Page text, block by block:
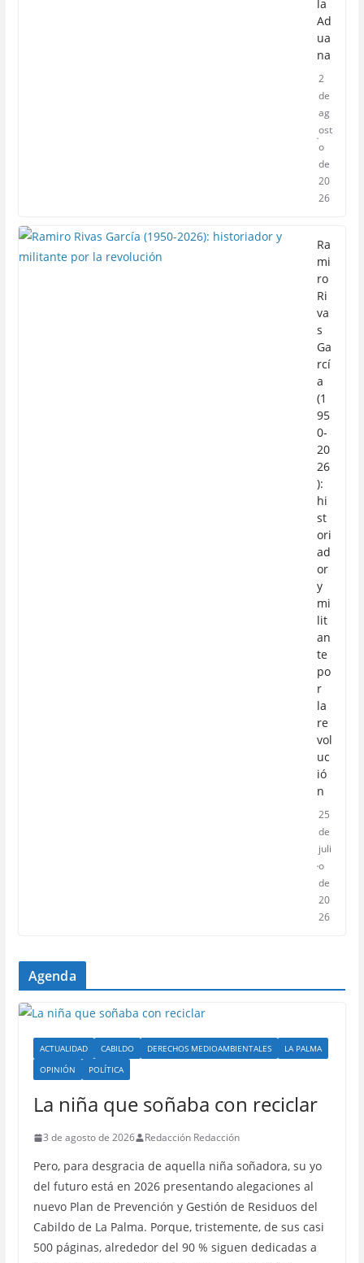
la
Ad
ua
na
2
de
ag
ost
o
de
20
26
Ra
mi
ro
Ri
va
s
Ga
rcí
a
(1
95
0-
20
26
):
hi
st
ori
ad
or
y
mi
lit
an
te
po
r
la
re
vol
uc
ió
n
25
de
juli
o
de
20
26
Agenda
ACTUALIDAD CABILDO DERECHOS MEDIOAMBIENTALES
LA PALMA
OPINIÓN
POLÍTICA
La niña que soñaba con reciclar
3 de agosto de 2026 Redacción Redacción
Pero, para desgracia de aquella niña soñadora, su yo
del futuro está en 2026 presentando alegaciones al
nuevo Plan de Prevención y Gestión de Residuos del
Cabildo de La Palma. Porque, tristemente, de sus casi
500 páginas, alrededor del 90 % siguen dedicadas a